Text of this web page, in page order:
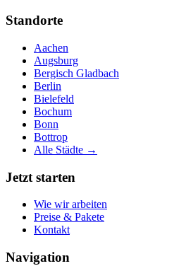
Standorte
Aachen
Augsburg
Bergisch Gladbach
Berlin
Bielefeld
Bochum
Bonn
Bottrop
Alle Städte →
Jetzt starten
Wie wir arbeiten
Preise & Pakete
Kontakt
Navigation